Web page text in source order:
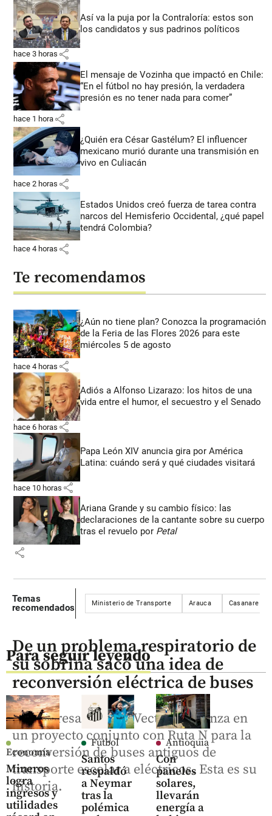
Así va la puja por la Contraloría: estos son
los candidatos y sus padrinos políticos
hace 3 horas share
El mensaje de Vozinha que impactó en Chile:
“En el fútbol no hay presión, la verdadera
presión es no tener nada para comer”
hace 1 hora share
¿Quién era César Gastélum? El influencer
mexicano murió durante una transmisión en
vivo en Culiacán
hace 2 horas share
Estados Unidos creó fuerza de tarea contra
narcos del Hemisferio Occidental, ¿qué papel
tendrá Colombia?
hace 4 horas share
Te recomendamos
¿Aún no tiene plan? Conozca la programación
de la Feria de las Flores 2026 para este
miércoles 5 de agosto
hace 4 horas share
Adiós a Alfonso Lizarazo: los hitos de una
vida entre el humor, el secuestro y el Senado
hace 6 horas share
Papa León XIV anuncia gira por América
Latina: cuándo será y qué ciudades visitará
hace 10 horas share
Ariana Grande y su cambio físico: las
declaraciones de la cantante sobre su cuerpo
tras el revuelo por Petal
share
Temas
recomendados
Ministerio de Transporte Arauca Casanare
Para seguir leyendo
Economía
Mineros
logra
ingresos y
utilidades
Fútbol
Santos
respaldó
a Neymar
tras la
polémica
Antioquia
Con
paneles
solares,
llevarán
energía a
De un problema respiratorio de
su sobrina sacó una idea de
reconversión eléctrica de buses
La empresa Energía Vectorial avanza en
un proyecto conjunto con Ruta N para la
reconversión de buses antiguos de
transporte escolar a eléctricos. Esta es su
historia.